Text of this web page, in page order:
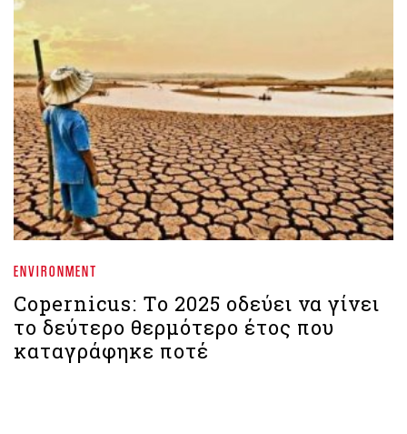
ENVIRONMENT
Copernicus: Το 2025 οδεύει να γίνει
το δεύτερο θερμότερο έτος που
καταγράφηκε ποτέ